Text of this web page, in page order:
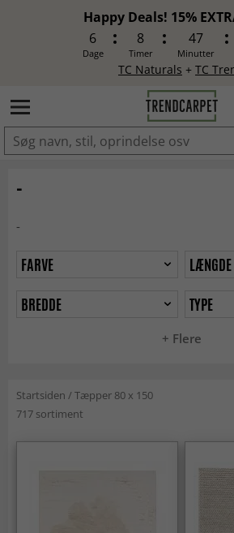
Happy Deals! 15%
6
Dage
8
Timer
47
Minutter
TC Naturals + TC
-
-
+ Flere
FARVE
LÆNGDE
BREDDE
TYPE
Startsiden /Tæpper 80 x 150
717 sortiment